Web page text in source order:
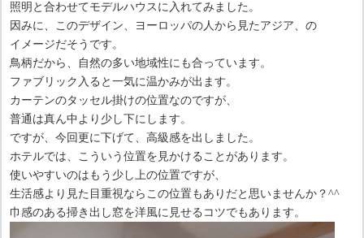
照明と合わせてモデルハウスに入れてみました。
因みに、このデザイン、ヨーロッパの人から見たアジア、の
イメージだそうです。
鳥柄だから、自然の多い地域性にも合っています。
ファブリック入ると一気に温かみが出ます。
カーテンのタッセル掛けの位置なのですが、
普通は真ん中より少し下にします。
ですが、今回更に下げて、高級感を出しました。
ホテルでは、こういう位置を見かけることがあります。
使いやすいのはもう少し上の位置ですが、
生活感より見た目重視ならこの位置もありだと思いませんか？^^
巾感のある掃き出し窓を洋風に見せるコツでもあります。